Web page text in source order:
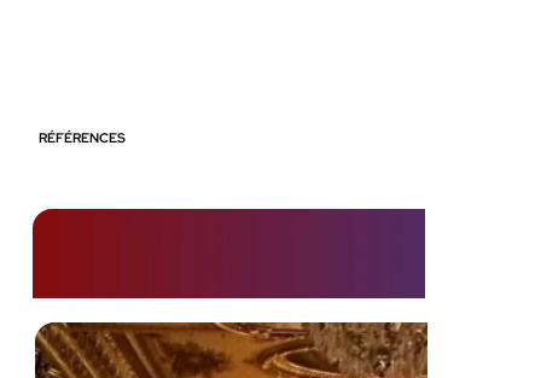
RÉFÉRENCES